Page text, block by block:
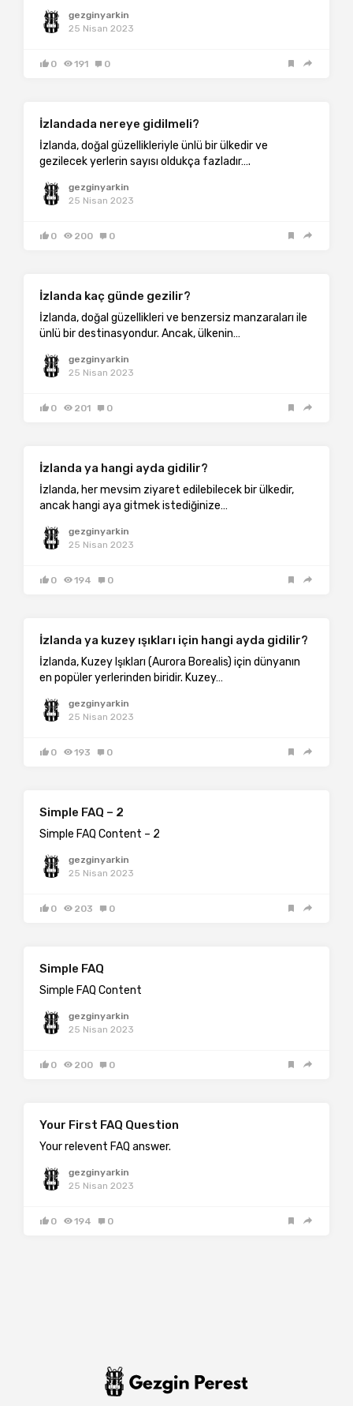
gezginyarkin
25 Nisan 2023
0 191 0
İzlandada nereye gidilmeli?
İzlanda, doğal güzellikleriyle ünlü bir ülkedir ve
gezilecek yerlerin sayısı oldukça fazladır….
gezginyarkin
25 Nisan 2023
0 200 0
İzlanda kaç günde gezilir?
İzlanda, doğal güzellikleri ve benzersiz manzaraları ile
ünlü bir destinasyondur. Ancak, ülkenin…
gezginyarkin
25 Nisan 2023
0 201 0
İzlanda ya hangi ayda gidilir?
İzlanda, her mevsim ziyaret edilebilecek bir ülkedir,
ancak hangi aya gitmek istediğinize…
gezginyarkin
25 Nisan 2023
0 194 0
İzlanda ya kuzey ışıkları için hangi ayda gidilir?
İzlanda, Kuzey Işıkları (Aurora Borealis) için dünyanın
en popüler yerlerinden biridir. Kuzey…
gezginyarkin
25 Nisan 2023
0 193 0
Simple FAQ – 2
Simple FAQ Content – 2
gezginyarkin
25 Nisan 2023
0 203 0
Simple FAQ
Simple FAQ Content
gezginyarkin
25 Nisan 2023
0 200 0
Your First FAQ Question
Your relevent FAQ answer.
gezginyarkin
25 Nisan 2023
0 194 0